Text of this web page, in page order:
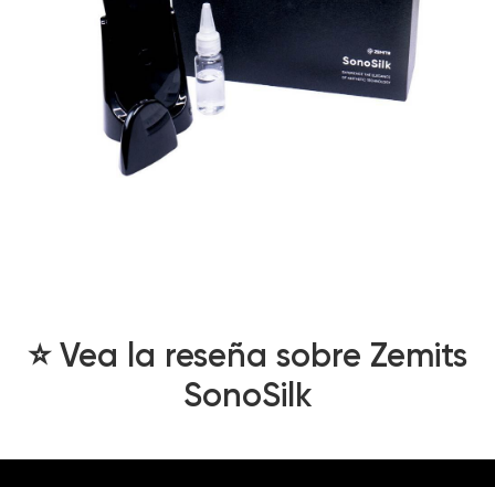
⭐️ Vea la reseña sobre Zemits
SonoSilk